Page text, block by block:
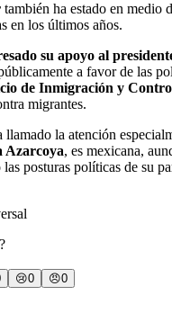
también ha estado en medio
en los últimos años.
su apoyo al
a favor de las
de Inmigración y
migrantes.
llamado la atención
Azarcoya, es mexicana,
posturas políticas de su
😢0 😠0